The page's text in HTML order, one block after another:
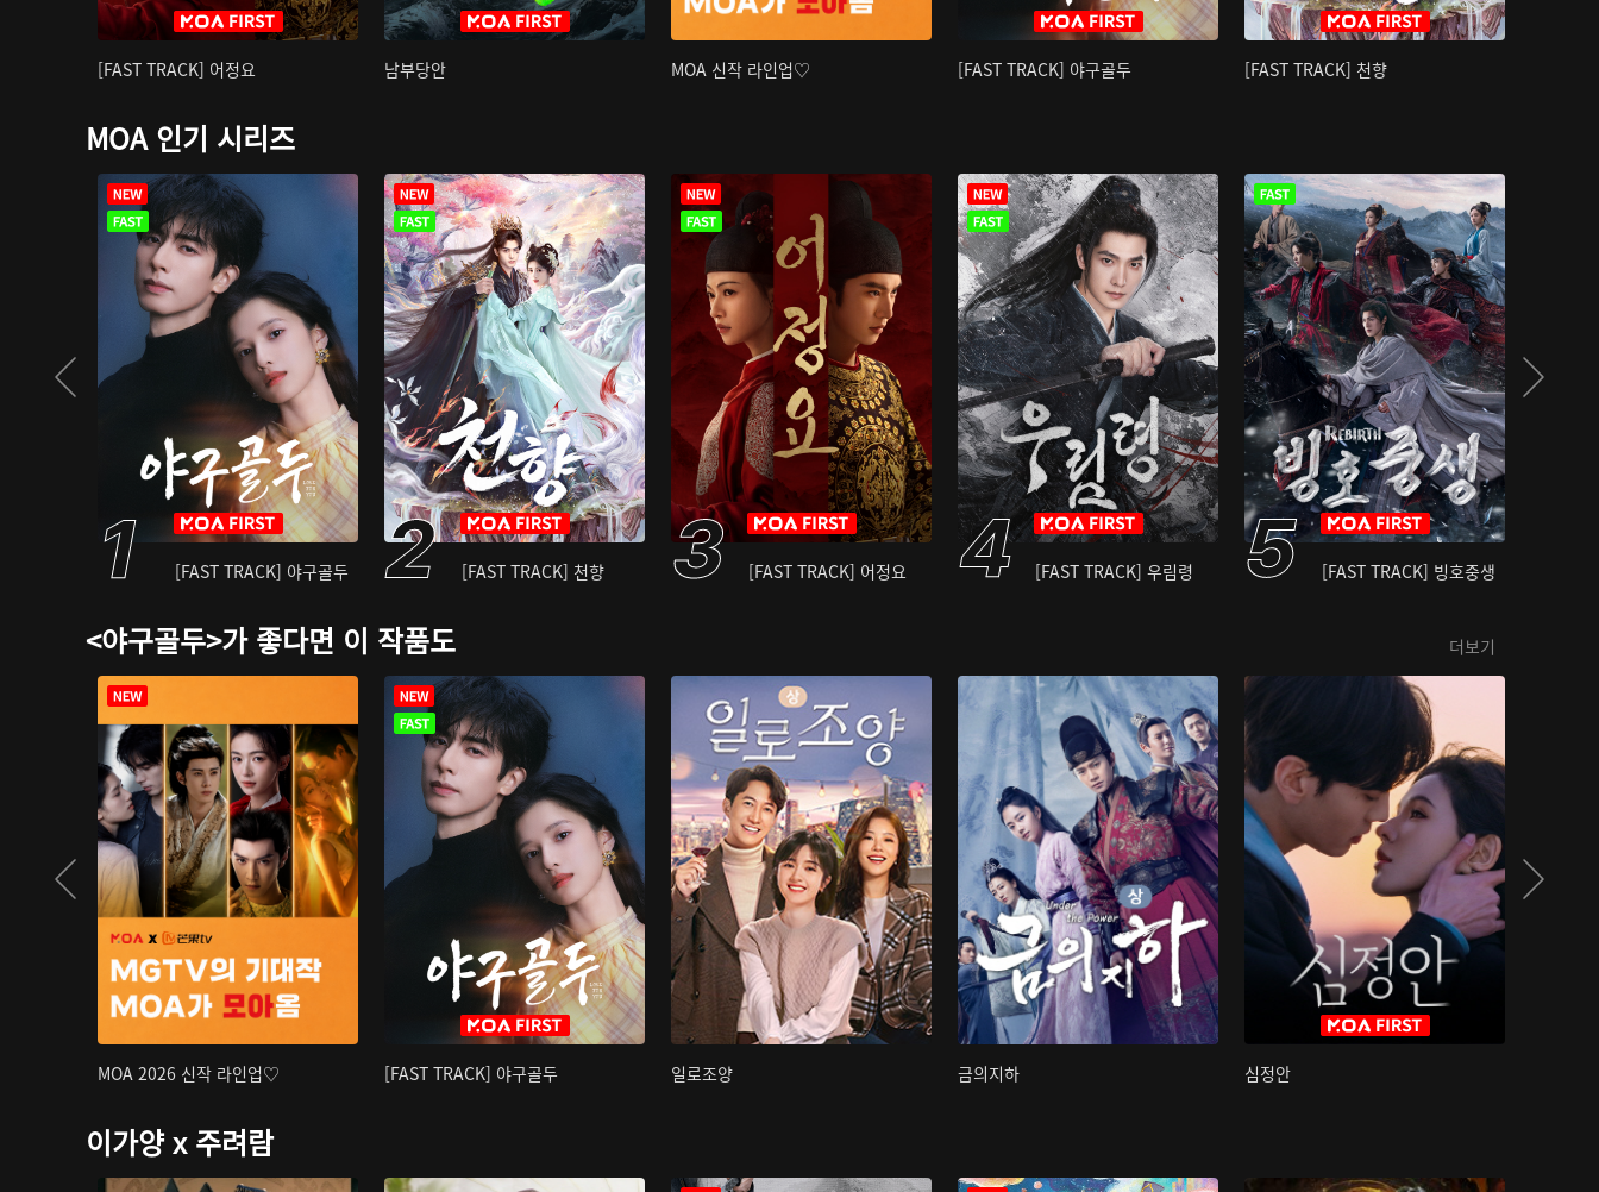
[FAST TRACK] 어정요 남부당안 MOA 신작 라인업♡ [FAST TRACK] 야구골두 [FAST TRACK] 천향
MOA 인기 시리즈
[FAST TRACK] 야구골두 [FAST TRACK] 천향 [FAST TRACK] 어정요 [FAST TRACK] 우림령 [FAST TRACK] 빙호중생
<야구골두>가 좋다면 이 작품도 더보기
MOA 2026 신작 라인업♡ [FAST TRACK] 야구골두 일로조양 금의지하 심정안
이가양 x 주려람